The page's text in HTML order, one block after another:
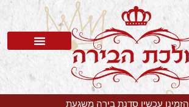
הזמינו עכשיו סדנת בירה משגעת